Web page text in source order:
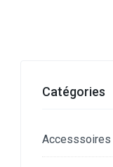
Catégories
Accesssoires